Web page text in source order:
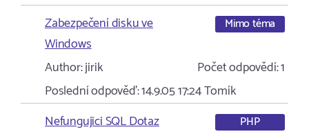
Zabezpečení disku ve
Windows
Mimo téma
Author:jirik Počet odpovědí:1
Poslední odpověď:14.9.05 17:24Tomík
Nefungujici SQL Dotaz
PHP